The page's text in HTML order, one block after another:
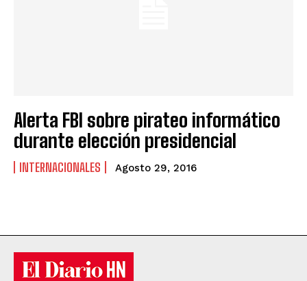
Alerta FBI sobre pirateo informático
durante elección presidencial
INTERNACIONALES Agosto 29, 2016